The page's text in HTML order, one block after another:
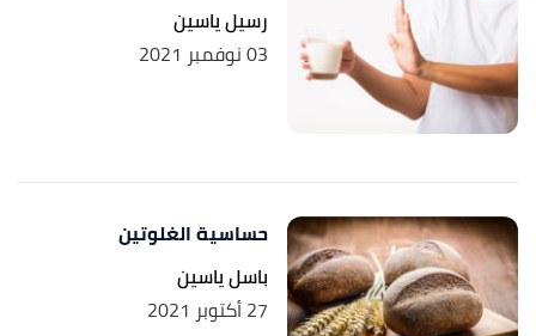
رسيل ياسين
03 نوفمبر 2021
حساسية الغلوتين
باسل ياسين
27 أكتوبر 2021